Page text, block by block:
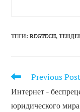
ТЕГИ:REGTECH,
ЧИТАТЬ
СТАТЬИ
Previous Post
Интернет -
юридического мира